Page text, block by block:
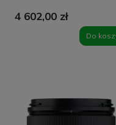
4 602,00 zł
Do